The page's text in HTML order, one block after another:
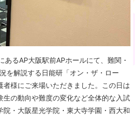
るAP大阪駅前APホールにて、難関・
を解説する日能研「オン・ザ・ロー
者様にご来場いただきました。この日は
生の動向や難度の変化など全体的な入試
・大阪星光学院・東大寺学園・西大和